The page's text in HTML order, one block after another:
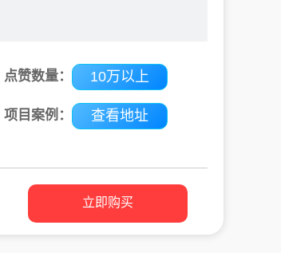
点赞数量： 10万以上
项目案例： 查看地址
立即购买